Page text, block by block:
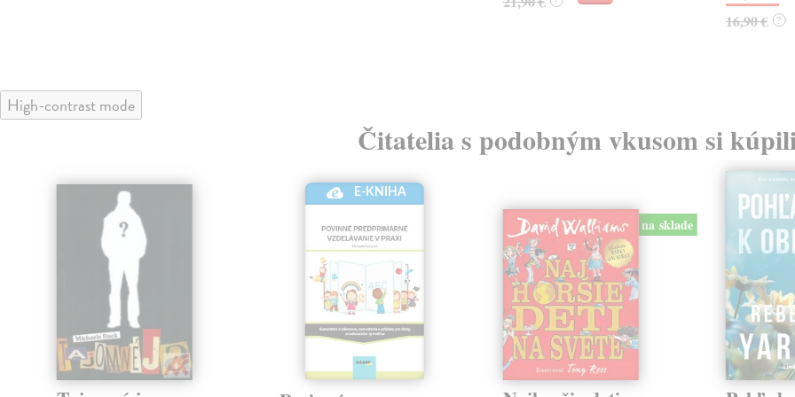
16,90 € ?
High-contrast mode
Čitatelia s podobným vkusom si
E-KNIHA
na sklade